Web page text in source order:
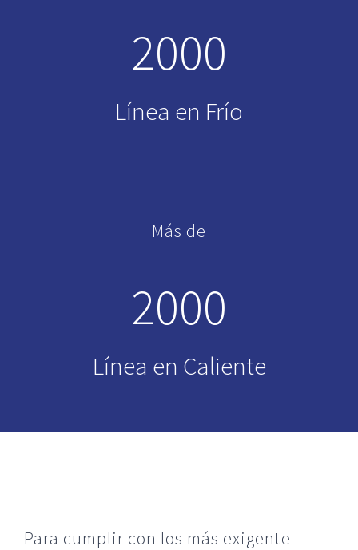
2000
Línea en Frío
Más de
2000
Línea en Caliente
Para cumplir con los más exigente